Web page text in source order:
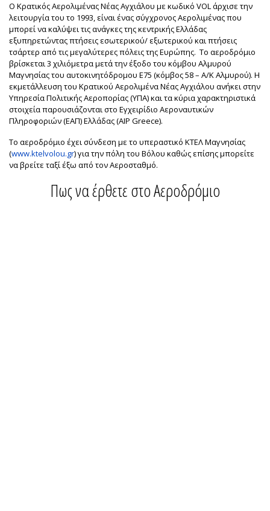
Ο Κρατικός Αερολιμένας Νέας Αγχιάλου με κωδικό VOL άρχισε την
λειτουργία του το 1993, είναι ένας σύγχρονος Αερολιμένας που
μπορεί να καλύψει τις ανάγκες της κεντρικής Ελλάδας
εξυπηρετώντας πτήσεις εσωτερικού/ εξωτερικού και πτήσεις
τσάρτερ από τις μεγαλύτερες πόλεις της Ευρώπης. Το αεροδρόμιο
βρίσκεται 3 χιλιόμετρα μετά την έξοδο του κόμβου Αλμυρού
Μαγνησίας του αυτοκινητόδρομου Ε75 (κόμβος 58 – Α/Κ Αλμυρού). Η
εκμετάλλευση του Κρατικού Αερολιμένα Νέας Αγχιάλου ανήκει στην
Υπηρεσία Πολιτικής Αεροπορίας (ΥΠΑ) και τα κύρια χαρακτηριστικά
στοιχεία παρουσιάζονται στο Εγχειρίδιο Αεροναυτικών
Πληροφοριών (ΕΑΠ) Ελλάδας (AIP Greece).
Το αεροδρόμιο έχει σύνδεση με το υπεραστικό ΚΤΕΛ Μαγνησίας
(www.ktelvolou.gr) για την πόλη του Βόλου καθώς επίσης μπορείτε
να βρείτε ταξί έξω από τον Αεροσταθμό.
Πως να έρθετε στο Αεροδρόμιο